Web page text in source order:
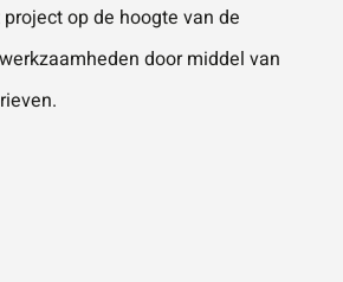
op de hoogte van de
door middel van